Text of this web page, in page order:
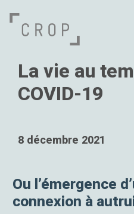
La vie au
COVID-19
8 décembre 2021
Ou l’émergence
connexion à